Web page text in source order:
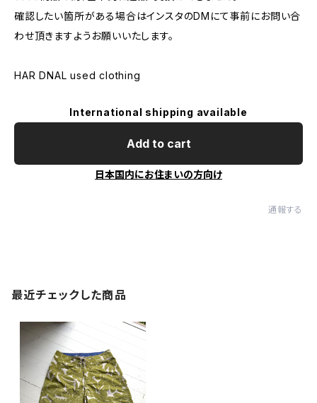
確認したい箇所がある場合はインスタのDMにて事前にお問い合
わせ頂きますようお願いいたします。
HAR DNAL used clothing
International shipping available
Add to cart
日本国内にお住まいの方向け
通報する
最近チェックした商品